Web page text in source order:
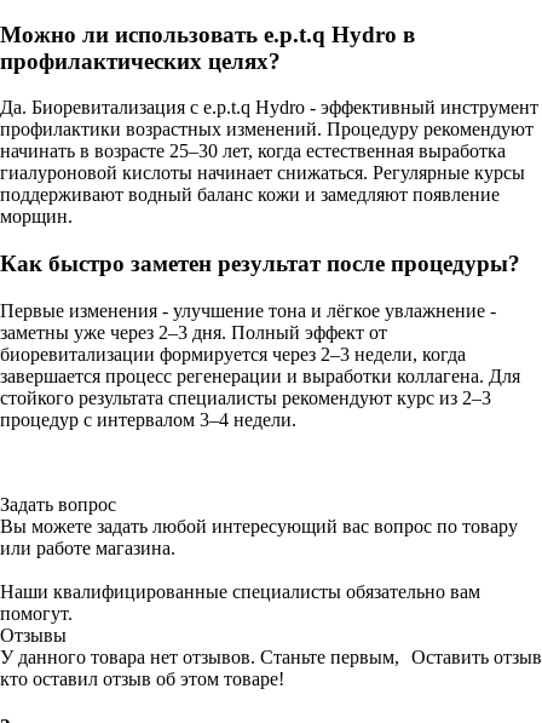
Можно ли использовать e.p.t.q Hydro в
профилактических целях?
Да. Биоревитализация с e.p.t.q Hydro - эффективный инструмент
профилактики возрастных изменений. Процедуру рекомендуют
начинать в возрасте 25–30 лет, когда естественная выработка
гиалуроновой кислоты начинает снижаться. Регулярные курсы
поддерживают водный баланс кожи и замедляют появление
морщин.
Как быстро заметен результат после процедуры?
Первые изменения - улучшение тона и лёгкое увлажнение -
заметны уже через 2–3 дня. Полный эффект от
биоревитализации формируется через 2–3 недели, когда
завершается процесс регенерации и выработки коллагена. Для
стойкого результата специалисты рекомендуют курс из 2–3
процедур с интервалом 3–4 недели.
Задать вопрос
Вы можете задать любой интересующий вас вопрос по товару
или работе магазина.
Наши квалифицированные специалисты обязательно вам
помогут.
Отзывы
Оставить отзыв
У данного товара нет отзывов. Станьте первым,
кто оставил отзыв об этом товаре!